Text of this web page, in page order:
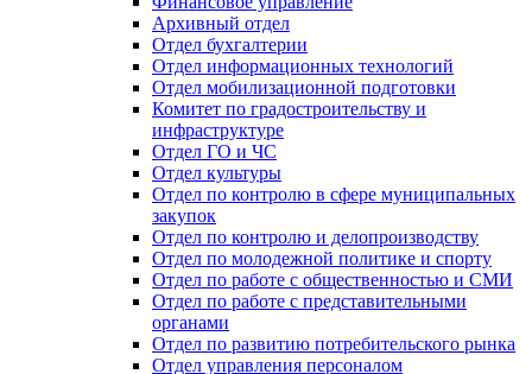
Архивный отдел
Отдел бухгалтерии
Отдел информационных технологий
Отдел мобилизационной подготовки
Комитет по градостроительству и
инфраструктуре
Отдел ГО и ЧС
Отдел культуры
Отдел по контролю в сфере муниципальных
закупок
Отдел по контролю и делопроизводству
Отдел по молодежной политике и спорту
Отдел по работе с общественностью и СМИ
Отдел по работе с представительными
органами
Отдел по развитию потребительского рынка
Отдел управления персоналом